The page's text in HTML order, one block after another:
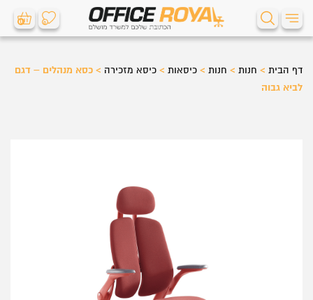
0 0
דף הבית > חנות > חנות > כיסאות > כיסא מזכירה > כסא מנהלים – דגם
לביא גבוה